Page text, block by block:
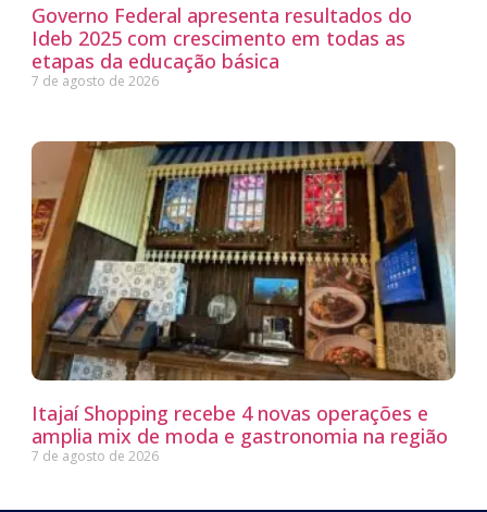
Governo Federal apresenta resultados do
Ideb 2025 com crescimento em todas as
etapas da educação básica
7 de agosto de 2026
Itajaí Shopping recebe 4 novas operações e
amplia mix de moda e gastronomia na região
7 de agosto de 2026